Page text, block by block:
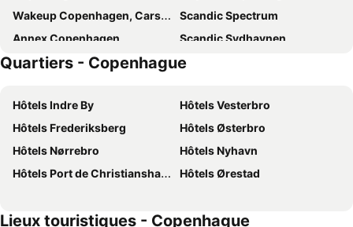
Wakeup Copenhagen, Carsten Niebuhrs Gade
Scandic Spectrum
Annex Copenhagen
Scandic Sydhavnen
Hotel Alexandra
Scandic Falkoner
City Hotel Nebo
Absalon Hotel
Scandic Webers
Cabinn Metro
Scandic Palace Hotel
Savoy Hotel
The Square
a&o København Sydhavn
Hotel Mayfair
Wakeup Copenhagen - Bernstorffsgade
Quartiers - Copenhague
Hôtels Indre By
Hôtels Vesterbro
Hôtels Frederiksberg
Hôtels Østerbro
Hôtels Nørrebro
Hôtels Nyhavn
Hôtels Port de Christianshavn
Hôtels Ørestad
Lieux touristiques - Copenhague